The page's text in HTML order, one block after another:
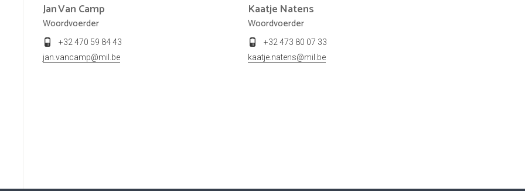
JanVan Camp
Woordvoerder
+32 470 59 84 43
jan.vancamp@mil.be
Kaatje Natens
Woordvoerder
+32 473 80 07 33
kaatje.natens@mil.be